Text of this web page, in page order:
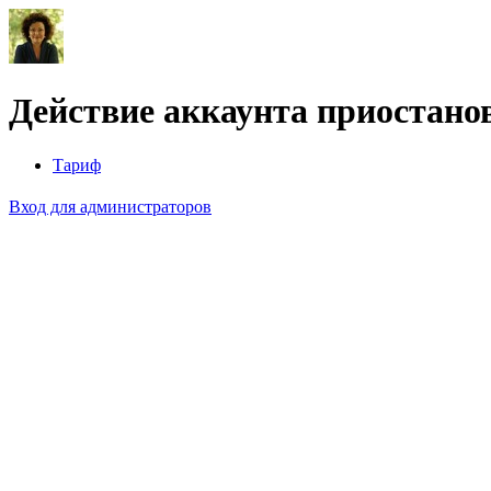
Действие аккаунта
Тариф
Вход для администраторов